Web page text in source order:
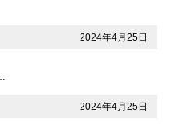
2024年4月25日
2024年4月25日